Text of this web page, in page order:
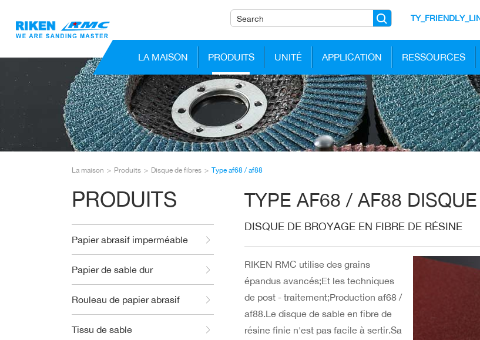
LA MAISON PRODUITS UNITÉ APPLICATION RESSOURCES
La maison Produits Disque de fibres Type af68 / af88
PRODUITS
Papier abrasif imperméable
Papier de sable dur
Rouleau de papier abrasif
Tissu de sable
TYPE AF68 / AF88
DISQUE DE BROYAGE EN FIBRE DE RÉSINE
RIKEN RMC utilise des grains
épandus avancés;Et les techniques
de post - traitement;Production af68 /
af88.Le disque de sable en fibre de
résine finie n'est pas facile à sertir.Sa